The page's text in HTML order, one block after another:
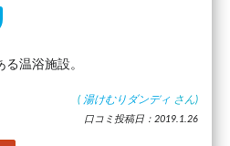
温浴施設。
( 湯けむりダンディ さん)
口コミ投稿日：2019.1.26